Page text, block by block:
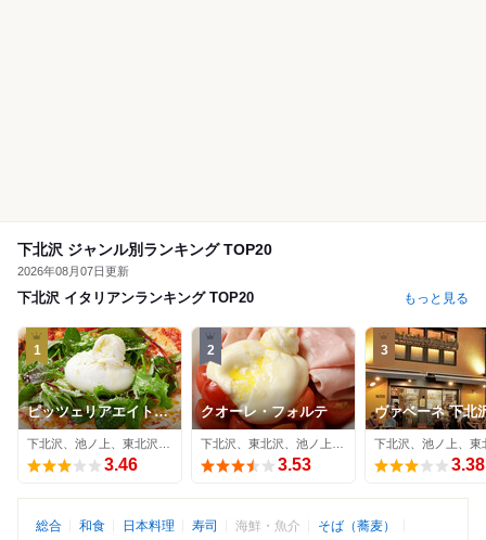
下北沢 ジャンル別ランキング TOP20
2026年08月07日更新
下北沢 イタリアンランキング TOP20 もっと見る
1
ピッツェリアエイト
下北沢
3.46
2
クオーレ・フォルテ
3.53
3
ヴァベーネ 下北
3.38
総合 和食 日本料理 寿司 海鮮・魚介
そば（蕎麦）